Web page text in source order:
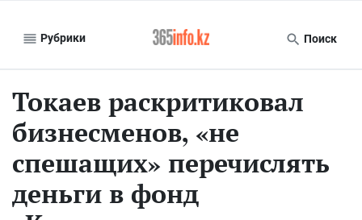
Рубрики Поиск
Токаев раскритиковал
бизнесменов, «не
спешащих» перечислять
деньги в фонд